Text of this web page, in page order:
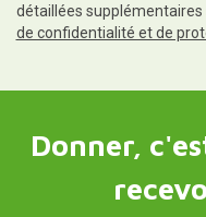
détaillées
de confidentialité et de
Donner,